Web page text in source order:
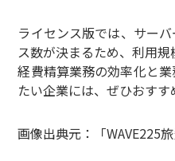
ライセンス版では、サー
ス数が決まるため、利用規
経費精算業務の効率化と
たい企業には、ぜひおすす
画像出典元：「WAVE225